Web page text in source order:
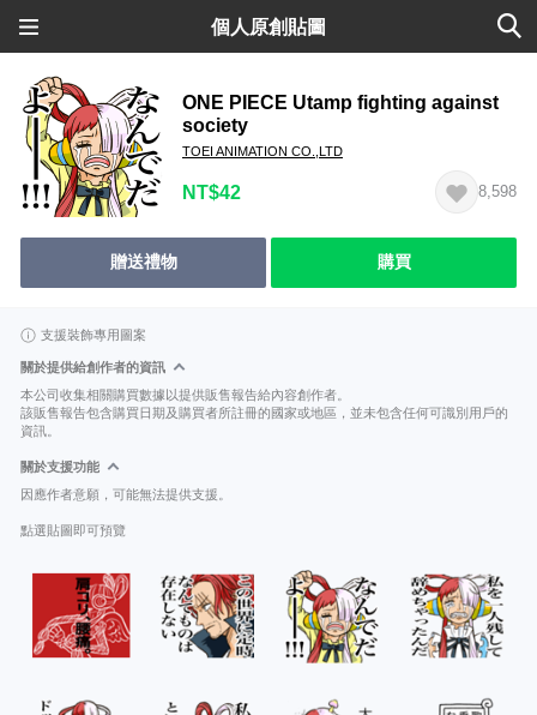
個人原創貼圖
ONE PIECE Utamp fighting against
society
TOEI ANIMATION CO.,LTD
NT$42 8,598
贈送禮物 購買
支援裝飾專用圖案
關於提供給創作者的資訊
本公司收集相關購買數據以提供販售報告給內容創作者。
該販售報告包含購買日期及購買者所註冊的國家或地區，並未包含任何可識別用戶的
資訊。
關於支援功能
因應作者意願，可能無法提供支援。
點選貼圖即可預覽